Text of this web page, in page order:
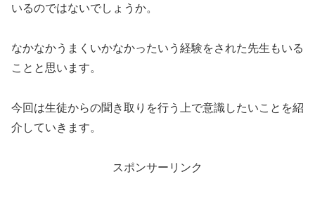
いるのではないでしょうか。
なかなかうまくいかなかったいう経験をされた先生もいる
ことと思います。
今回は生徒からの聞き取りを行う上で意識したいことを紹
介していきます。
スポンサーリンク